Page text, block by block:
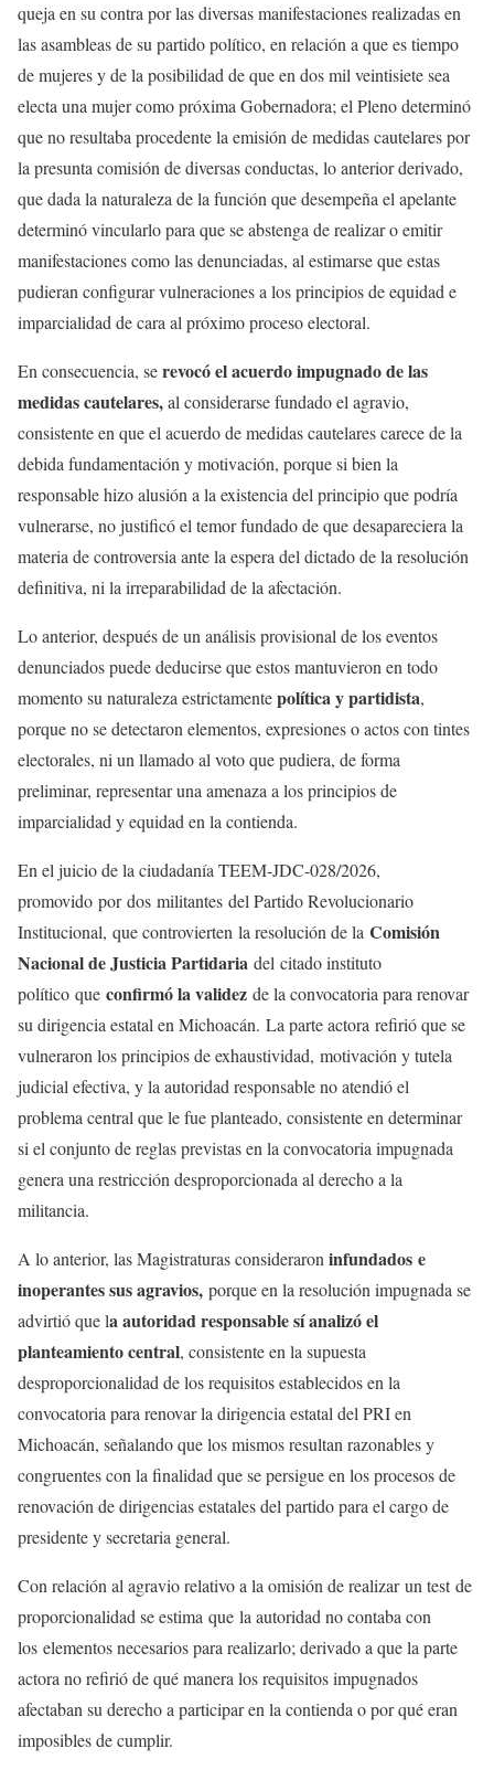
queja en su contra por las diversas manifestaciones realizadas en
las asambleas de su partido político, en relación a que es tiempo
de mujeres y de la posibilidad de que en dos mil veintisiete sea
electa una mujer como próxima Gobernadora; el Pleno determinó
que no resultaba procedente la emisión de medidas cautelares por
la presunta comisión de diversas conductas, lo anterior derivado,
que dada la naturaleza de la función que desempeña el apelante
determinó vincularlo para que se abstenga de realizar o emitir
manifestaciones como las denunciadas, al estimarse que estas
pudieran configurar vulneraciones a los principios de equidad e
imparcialidad de cara al próximo proceso electoral.
En consecuencia, serevocó el acuerdo impugnado de las
medidas cautelares,al considerarse fundado el agravio,
consistente en que el acuerdo de medidas cautelares carece de la
debida fundamentación y motivación, porque si bien la
responsable hizo alusión a la existencia del principio que podría
vulnerarse, no justificó el temor fundado de que desapareciera la
materia de controversia ante la espera del dictado de la resolución
definitiva, ni la irreparabilidad de la afectación.
Lo anterior, después de un análisis provisional de los eventos
denunciados puede deducirse que estos mantuvieron en todo
momento su naturaleza estrictamentepolítica y partidista,
porque no se detectaron elementos, expresiones o actos con tintes
electorales, ni un llamado al voto que pudiera, de forma
preliminar, representar una amenaza a los principios de
imparcialidad y equidad en la contienda.
En el juicio de la ciudadanía TEEM-JDC-028/2026,
promovido por dos militantes del Partido Revolucionario
Institucional, que controvierten la resolución de la Comisión
Nacional de Justicia Partidaria del citado instituto
político que confirmó la validez de la convocatoria para renovar
su dirigencia estatal en Michoacán. La parte actora refirió que se
vulneraron los principios de exhaustividad, motivación y tutela
judicial efectiva, y la autoridad responsable no atendió el
problema central que le fue planteado, consistente en determinar
si el conjunto de reglas previstas en la convocatoria impugnada
genera una restricción desproporcionada al derecho a la
militancia.
A lo anterior, las Magistraturas consideraron infundados e
inoperantes sus agravios, porque en la resolución impugnada se
advirtió que la autoridad responsable sí analizó el
planteamiento central, consistente en la supuesta
desproporcionalidad de los requisitos establecidos en la
convocatoria para renovar la dirigencia estatal del PRI en
Michoacán, señalando que los mismos resultan razonables y
congruentes con la finalidad que se persigue en los procesos de
renovación de dirigencias estatales del partido para el cargo de
presidente y secretaria general.
Con relación al agravio relativo a la omisión de realizar un test de
proporcionalidad se estima que la autoridad no contaba con
los elementos necesarios para realizarlo; derivado a que la parte
actora no refirió de qué manera los requisitos impugnados
afectaban su derecho a participar en la contienda o por qué eran
imposibles de cumplir.